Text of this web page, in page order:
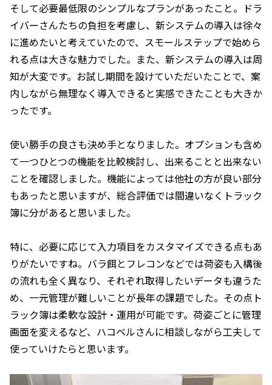
そして必要最低限のシンプルなプランがあったこと。ドラ
イバーさんたちの負担を考慮し、新システムの導入は徐々
に進めたいと考えていたので、スモールステップで始めら
れる点は大きな魅力でした。また、新システムの導入は周
知が大変です。お試し期間を設けていただいたことで、案
内しながら無理なく導入できると実感できたことも大きか
ったです。
使い勝手の良さも決め手となりました。オプションも含め
て一つひとつの機能を比較検討し、出来ることと出来ない
ことを確認しました。機能によっては他社の方が良い部分
もあったと思いますが、総合評価では間違いなくトラック
簿に分があると思いました。
特に、必要に応じて入力項目をカスタマイズできる点もあ
りがたいですね。バラ餌とフレコンなどでは荷姿も入構後
の流れも全く異なり、それぞれ取得したいデータも違うた
め、一元管理が難しいことが長年の課題でした。その点ト
ラック簿は柔軟な設計・運用が可能です。荷姿ごとに管理
画面を変えるなど、ハコベルさんに相談しながら工夫して
使っていけたらと思います。